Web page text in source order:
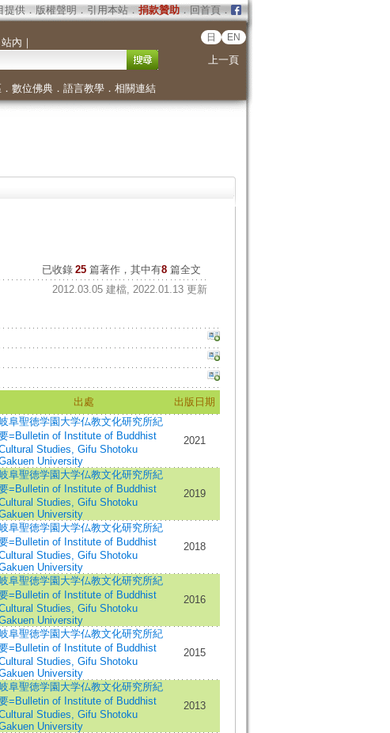
提供． 版權聲明 ． 引用本站． 捐款贊助．回首頁．
站內 ｜ 日 EN
上一頁
． 數位佛典． 語言教學． 相關連結
已收錄 25 篇著作，其中有8篇全文
2012.03.05 建檔, 2022.01.13 更新
出處 出版日期
阜聖徳学園大学仏教文化研究所紀
=Bulletin of Institute of Buddhist
Studies, Gifu Shotoku
University
2021
阜聖徳学園大学仏教文化研究所紀
=Bulletin of Institute of Buddhist
Studies, Gifu Shotoku
University
2019
阜聖徳学園大学仏教文化研究所紀
=Bulletin of Institute of Buddhist
Studies, Gifu Shotoku
University
2018
阜聖徳学園大学仏教文化研究所紀
=Bulletin of Institute of Buddhist
Studies, Gifu Shotoku
University
2016
阜聖徳学園大学仏教文化研究所紀
=Bulletin of Institute of Buddhist
Studies, Gifu Shotoku
University
2015
阜聖徳学園大学仏教文化研究所紀
=Bulletin of Institute of Buddhist
Studies, Gifu Shotoku
University
2013